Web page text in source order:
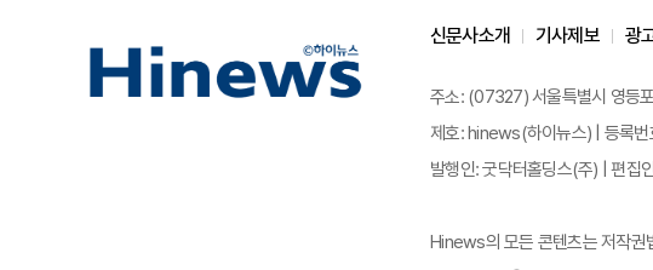
신문사소개 기사제보 광
주소: (07327) 서울특별시 영등
제호: hinews(하이뉴스) | 등록
발행인: 굿닥터홀딩스(주) | 편집
Hinews의 모든 콘텐츠는 저작권